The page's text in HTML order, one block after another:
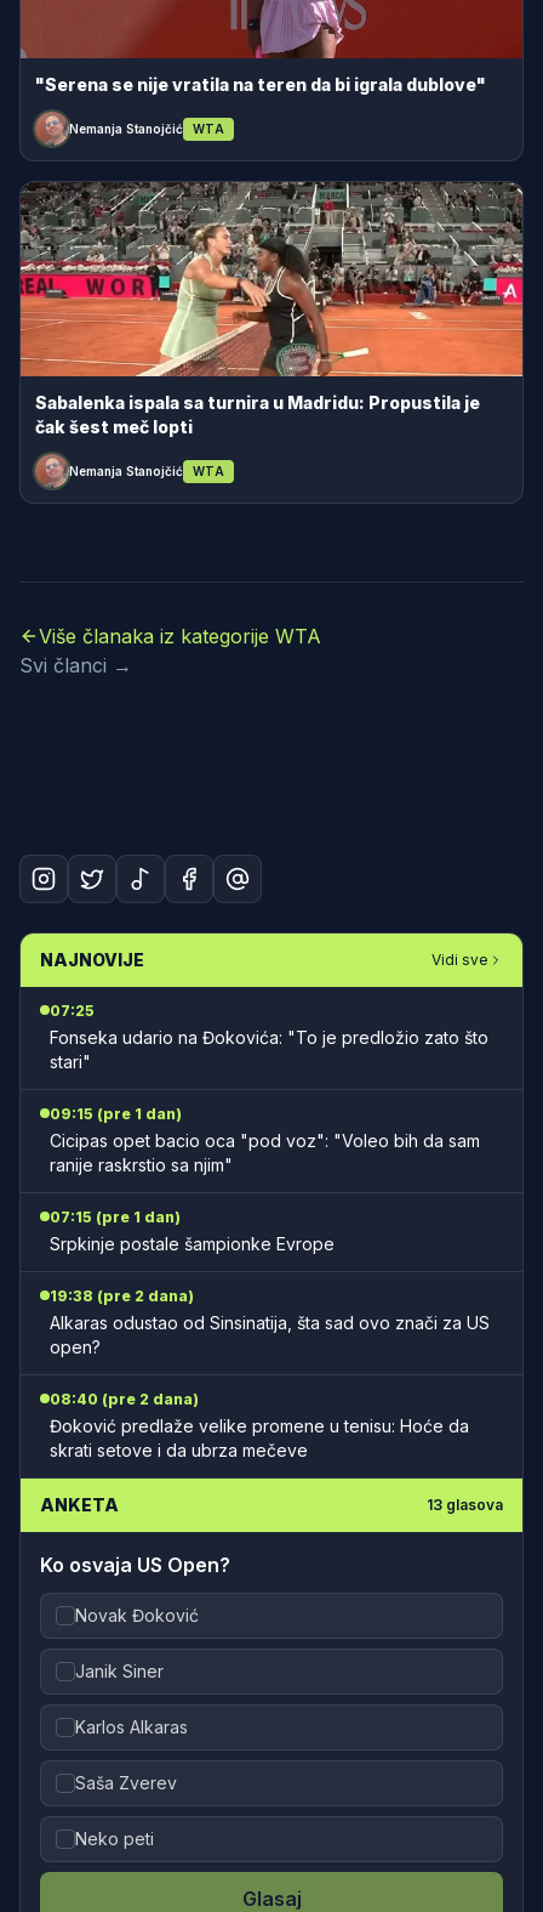
"Serena se nije vratila na teren da bi igrala dublove"
Nemanja Stanojčić WTA
Sabalenka ispala sa turnira u Madridu: Propustila je
čak šest meč lopti
Nemanja Stanojčić WTA
Više članaka iz kategorije WTA
Svi članci →
NAJNOVIJE Vidi sve
07:25
Fonseka udario na Đokovića: "To je predložio zato što
stari"
09:15 (pre 1 dan)
Cicipas opet bacio oca "pod voz": "Voleo bih da sam
ranije raskrstio sa njim"
07:15 (pre 1 dan)
Srpkinje postale šampionke Evrope
19:38 (pre 2 dana)
Alkaras odustao od Sinsinatija, šta sad ovo znači za US
open?
08:40 (pre 2 dana)
Đoković predlaže velike promene u tenisu: Hoće da
skrati setove i da ubrza mečeve
ANKETA 13 glasova
Ko osvaja US Open?
Novak Đoković
Janik Siner
Karlos Alkaras
Saša Zverev
Neko peti
Glasaj